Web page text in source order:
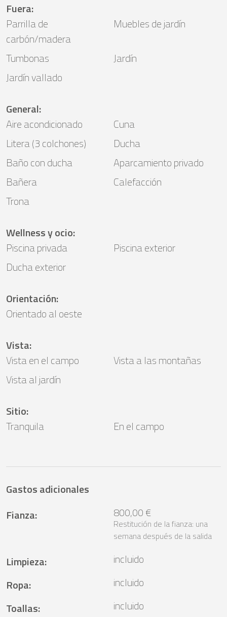
Fuera:
Parrilla de
carbón/madera
Muebles de jardín
Tumbonas
Jardín
Jardín vallado
General:
Aire acondicionado
Cuna
Litera (3 colchones)
Ducha
Baño con ducha
Aparcamiento privado
Bañera
Calefacción
Trona
Wellness y ocio:
Piscina privada
Piscina exterior
Ducha exterior
Orientación:
Orientado al oeste
Vista:
Vista en el campo
Vista a las montañas
Vista al jardín
Sitio:
Tranquila
En el campo
Gastos adicionales
Fianza: 800,00 €
Restitución de la fianza: una
semana después de la salida
Limpieza:
incluido
Ropa:
incluido
Toallas: incluido